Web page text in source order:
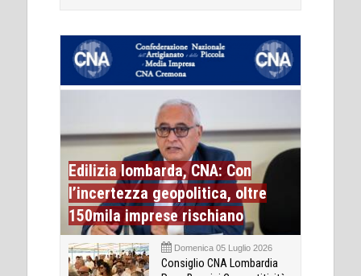
Edilizia lombarda, CNA: Con
l’incertezza geopolitica, oltre
150mila imprese rischiano
Domenica 05 Luglio 2026
Consiglio CNA Lombardia